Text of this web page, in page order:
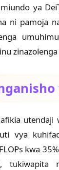
ya
ni pamoja
utendaji
vya
kwa
tukiwapita